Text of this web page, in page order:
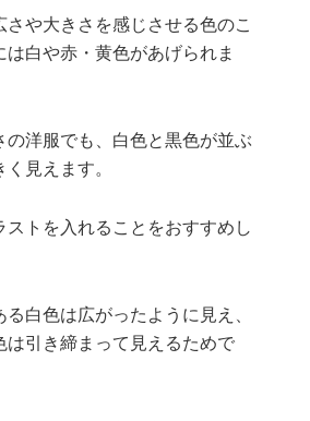
さや大きさを感じさせる色のこ
は白や赤・黄色があげられま
の洋服でも、白色と黒色が並ぶ
見えます。
ストを入れることをおすすめし
る白色は広がったように見え、
は引き締まって見えるためで